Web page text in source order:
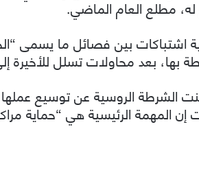
مطلع العام الماضي.
اشتباكات بين فصائل ما يسمى
بها، بعد محاولات تسلل للأخيرة
الشرطة الروسية عن توسيع
المهمة الرئيسية هي “حماية